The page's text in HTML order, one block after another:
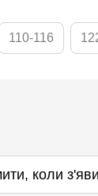
110-116
коли